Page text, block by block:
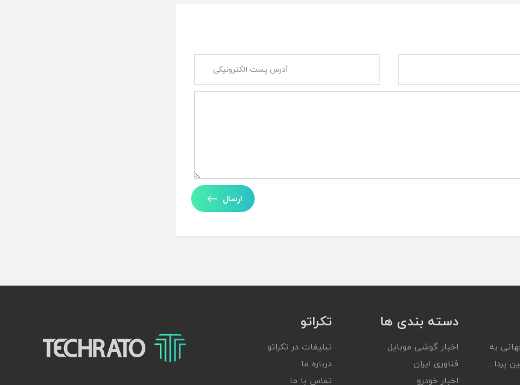
ارسال
به
پردا...
دسته بندی ها
اخبار گوشی موبایل
فناوری ایران
اخبار خودرو
تکراتو
تبلیغات در تکراتو
درباره ما
تماس با ما
تکراتو – زندگی با تکنولوژی